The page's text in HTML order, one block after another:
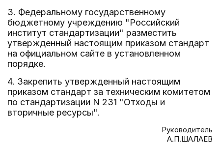
3. Федеральному государственному
бюджетному учреждению "Российский
институт стандартизации" разместить
утвержденный настоящим приказом стандарт
на официальном сайте в установленном
порядке.
4. Закрепить утвержденный настоящим
приказом стандарт за техническим комитетом
по стандартизации N 231 "Отходы и
вторичные ресурсы".
Руководитель
А.П.ШАЛАЕВ